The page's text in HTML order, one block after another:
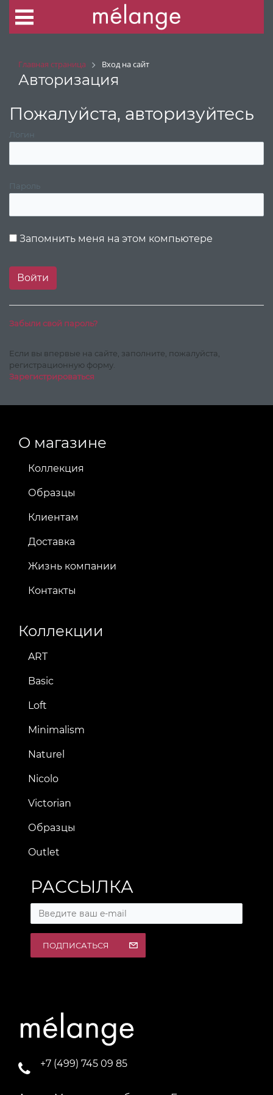
Главная страница Вход на сайт
Авторизация
Пожалуйста, авторизуйтесь
Логин
Пароль
Запомнить меня на этом компьютере
Забыли свой пароль?
Если вы впервые на сайте, заполните, пожалуйста,
регистрационную форму.
Зарегистрироваться
О магазине
Коллекция
Образцы
Клиентам
Доставка
Жизнь компании
Контакты
Коллекции
ART
Basic
Loft
Minimalism
Naturel
Nicolo
Victorian
Образцы
Outlet
РАССЫЛКА
ПОДПИСАТЬСЯ
+7 (499) 745 09 85